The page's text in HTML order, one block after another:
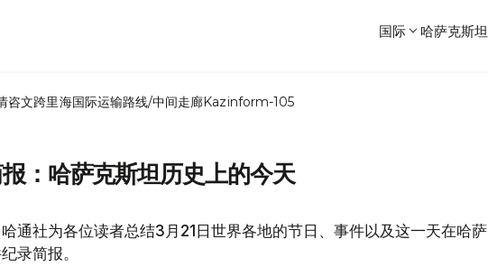
国际 哈萨克斯坦
咨文跨里海国际运输路线/中间走廊Kazinform-105
：哈萨克斯坦历史上的今天
哈通社为各位读者总结3月21日世界各地的节日、事件以及这一天在哈萨
录简报。